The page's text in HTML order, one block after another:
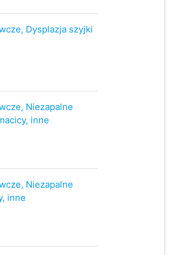
Dysplazja szyjki
Niezapalne
inne
Niezapalne
inne